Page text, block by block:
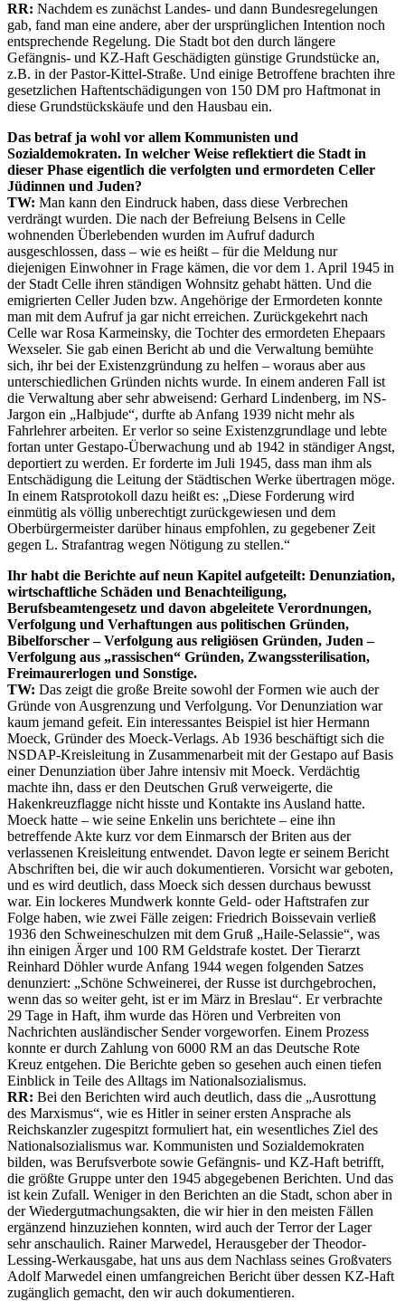
RR: Nachdem es zunächst Landes- und dann Bundesregelungen
gab, fand man eine andere, aber der ursprünglichen Intention noch
entsprechende Regelung. Die Stadt bot den durch längere
Gefängnis- und KZ-Haft Geschädigten günstige Grundstücke an,
z.B. in der Pastor-Kittel-Straße. Und einige Betroffene brachten ihre
gesetzlichen Haftentschädigungen von 150 DM pro Haftmonat in
diese Grundstückskäufe und den Hausbau ein.
Das betraf ja wohl vor allem Kommunisten und
Sozialdemokraten. In welcher Weise reflektiert die Stadt in
dieser Phase eigentlich die verfolgten und ermordeten Celler
Jüdinnen und Juden?
TW: Man kann den Eindruck haben, dass diese Verbrechen
verdrängt wurden. Die nach der Befreiung Belsens in Celle
wohnenden Überlebenden wurden im Aufruf dadurch
ausgeschlossen, dass – wie es heißt – für die Meldung nur
diejenigen Einwohner in Frage kämen, die vor dem 1. April 1945 in
der Stadt Celle ihren ständigen Wohnsitz gehabt hätten. Und die
emigrierten Celler Juden bzw. Angehörige der Ermordeten konnte
man mit dem Aufruf ja gar nicht erreichen. Zurückgekehrt nach
Celle war Rosa Karmeinsky, die Tochter des ermordeten Ehepaars
Wexseler. Sie gab einen Bericht ab und die Verwaltung bemühte
sich, ihr bei der Existenzgründung zu helfen – woraus aber aus
unterschiedlichen Gründen nichts wurde. In einem anderen Fall ist
die Verwaltung aber sehr abweisend: Gerhard Lindenberg, im NS-
Jargon ein „Halbjude“, durfte ab Anfang 1939 nicht mehr als
Fahrlehrer arbeiten. Er verlor so seine Existenzgrundlage und lebte
fortan unter Gestapo-Überwachung und ab 1942 in ständiger Angst,
deportiert zu werden. Er forderte im Juli 1945, dass man ihm als
Entschädigung die Leitung der Städtischen Werke übertragen möge.
In einem Ratsprotokoll dazu heißt es: „Diese Forderung wird
einmütig als völlig unberechtigt zurückgewiesen und dem
Oberbürgermeister darüber hinaus empfohlen, zu gegebener Zeit
gegen L. Strafantrag wegen Nötigung zu stellen.“
Ihr habt die Berichte auf neun Kapitel aufgeteilt: Denunziation,
wirtschaftliche Schäden und Benachteiligung,
Berufsbeamtengesetz und davon abgeleitete Verordnungen,
Verfolgung und Verhaftungen aus politischen Gründen,
Bibelforscher – Verfolgung aus religiösen Gründen, Juden –
Verfolgung aus „rassischen“ Gründen, Zwangssterilisation,
Freimaurerlogen und Sonstige.
TW: Das zeigt die große Breite sowohl der Formen wie auch der
Gründe von Ausgrenzung und Verfolgung. Vor Denunziation war
kaum jemand gefeit. Ein interessantes Beispiel ist hier Hermann
Moeck, Gründer des Moeck-Verlags. Ab 1936 beschäftigt sich die
NSDAP-Kreisleitung in Zusammenarbeit mit der Gestapo auf Basis
einer Denunziation über Jahre intensiv mit Moeck. Verdächtig
machte ihn, dass er den Deutschen Gruß verweigerte, die
Hakenkreuzflagge nicht hisste und Kontakte ins Ausland hatte.
Moeck hatte – wie seine Enkelin uns berichtete – eine ihn
betreffende Akte kurz vor dem Einmarsch der Briten aus der
verlassenen Kreisleitung entwendet. Davon legte er seinem Bericht
Abschriften bei, die wir auch dokumentieren. Vorsicht war geboten,
und es wird deutlich, dass Moeck sich dessen durchaus bewusst
war. Ein lockeres Mundwerk konnte Geld- oder Haftstrafen zur
Folge haben, wie zwei Fälle zeigen: Friedrich Boissevain verließ
1936 den Schweineschulzen mit dem Gruß „Haile-Selassie“, was
ihn einigen Ärger und 100 RM Geldstrafe kostet. Der Tierarzt
Reinhard Döhler wurde Anfang 1944 wegen folgenden Satzes
denunziert: „Schöne Schweinerei, der Russe ist durchgebrochen,
wenn das so weiter geht, ist er im März in Breslau“. Er verbrachte
29 Tage in Haft, ihm wurde das Hören und Verbreiten von
Nachrichten ausländischer Sender vorgeworfen. Einem Prozess
konnte er durch Zahlung von 6000 RM an das Deutsche Rote
Kreuz entgehen. Die Berichte geben so gesehen auch einen tiefen
Einblick in Teile des Alltags im Nationalsozialismus.
RR: Bei den Berichten wird auch deutlich, dass die „Ausrottung
des Marxismus“, wie es Hitler in seiner ersten Ansprache als
Reichskanzler zugespitzt formuliert hat, ein wesentliches Ziel des
Nationalsozialismus war. Kommunisten und Sozialdemokraten
bilden, was Berufsverbote sowie Gefängnis- und KZ-Haft betrifft,
die größte Gruppe unter den 1945 abgegebenen Berichten. Und das
ist kein Zufall. Weniger in den Berichten an die Stadt, schon aber in
der Wiedergutmachungsakten, die wir hier in den meisten Fällen
ergänzend hinzuziehen konnten, wird auch der Terror der Lager
sehr anschaulich. Rainer Marwedel, Herausgeber der Theodor-
Lessing-Werkausgabe, hat uns aus dem Nachlass seines Großvaters
Adolf Marwedel einen umfangreichen Bericht über dessen KZ-Haft
zugänglich gemacht, den wir auch dokumentieren.